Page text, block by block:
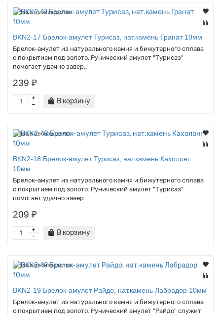
Наше производство
BKN2-17 Брелок-амулет Турисаз, нат.камень Гранат 10мм
Брелок-амулет из натурального камня и бижутерного сплава
с покрытием под золото. Рунический амулет "Турисаз"
помогает удачно завер..
239 ₽
В корзину
Наше производство
BKN2-18 Брелок-амулет Турисаз, нат.камень Кахолонг
10мм
Брелок-амулет из натурального камня и бижутерного сплава
с покрытием под золото. Рунический амулет "Турисаз"
помогает удачно завер..
209 ₽
В корзину
Наше производство
BKN2-19 Брелок-амулет Райдо, нат.камень Лабрадор 10мм
Брелок-амулет из натурального камня и бижутерного сплава
с покрытием под золото. Рунический амулет "Райдо" служит